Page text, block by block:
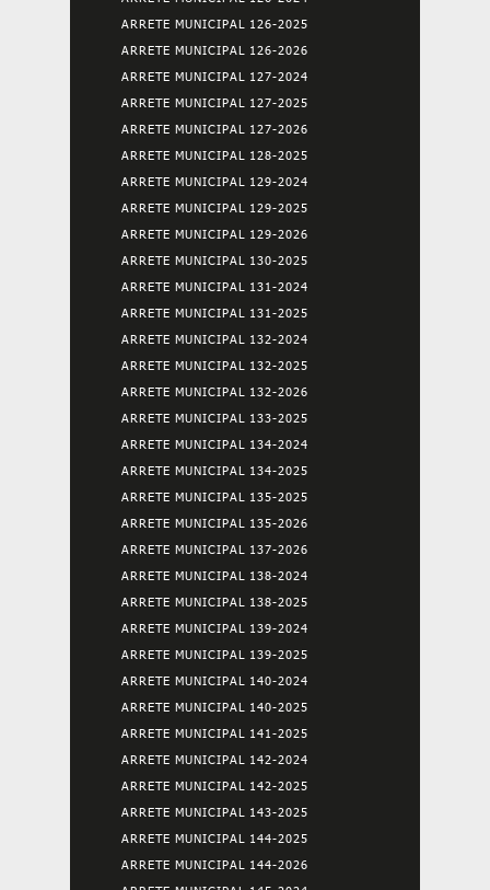
ARRETE MUNICIPAL 126-2025
ARRETE MUNICIPAL 126-2026
ARRETE MUNICIPAL 127-2024
ARRETE MUNICIPAL 127-2025
ARRETE MUNICIPAL 127-2026
ARRETE MUNICIPAL 128-2025
ARRETE MUNICIPAL 129-2024
ARRETE MUNICIPAL 129-2025
ARRETE MUNICIPAL 129-2026
ARRETE MUNICIPAL 130-2025
ARRETE MUNICIPAL 131-2024
ARRETE MUNICIPAL 131-2025
ARRETE MUNICIPAL 132-2024
ARRETE MUNICIPAL 132-2025
ARRETE MUNICIPAL 132-2026
ARRETE MUNICIPAL 133-2025
ARRETE MUNICIPAL 134-2024
ARRETE MUNICIPAL 134-2025
ARRETE MUNICIPAL 135-2025
ARRETE MUNICIPAL 135-2026
ARRETE MUNICIPAL 137-2026
ARRETE MUNICIPAL 138-2024
ARRETE MUNICIPAL 138-2025
ARRETE MUNICIPAL 139-2024
ARRETE MUNICIPAL 139-2025
ARRETE MUNICIPAL 140-2024
ARRETE MUNICIPAL 140-2025
ARRETE MUNICIPAL 141-2025
ARRETE MUNICIPAL 142-2024
ARRETE MUNICIPAL 142-2025
ARRETE MUNICIPAL 143-2025
ARRETE MUNICIPAL 144-2025
ARRETE MUNICIPAL 144-2026